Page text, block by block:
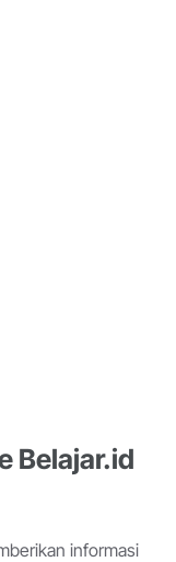
Belajar.id
informasi